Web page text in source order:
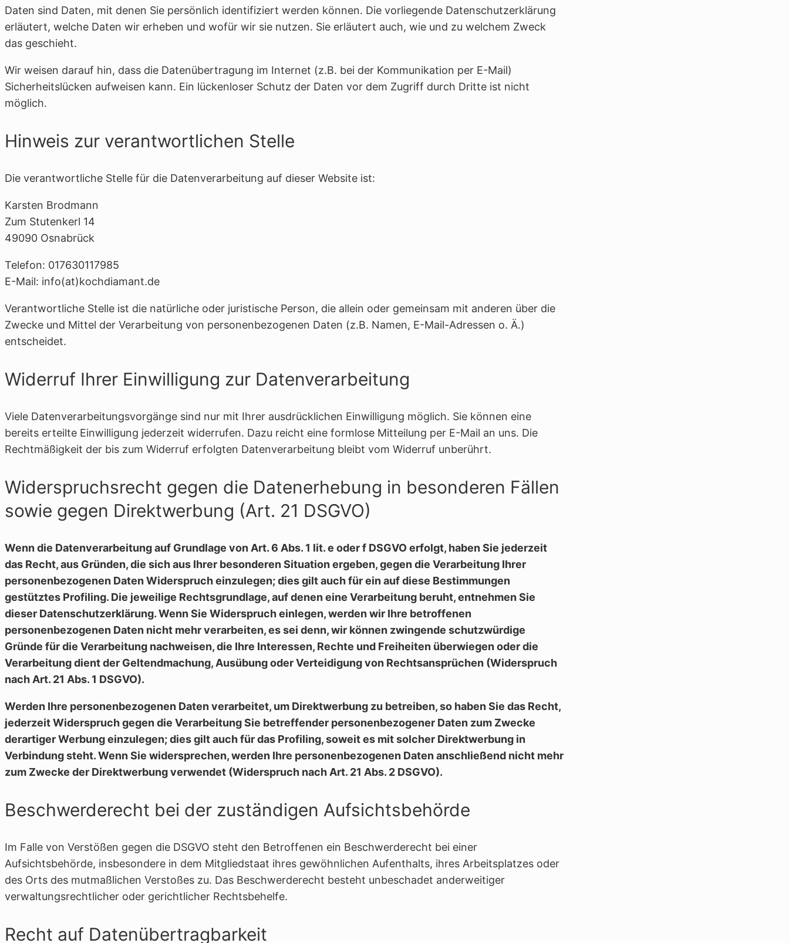
Daten sind Daten, mit denen Sie persönlich identifiziert werden können. Die vorliegende Datenschutzerklärung
erläutert, welche Daten wir erheben und wofür wir sie nutzen. Sie erläutert auch, wie und zu welchem Zweck
das geschieht.
Wir weisen darauf hin, dass die Datenübertragung im Internet (z.B. bei der Kommunikation per E-Mail)
Sicherheitslücken aufweisen kann. Ein lückenloser Schutz der Daten vor dem Zugriff durch Dritte ist nicht
möglich.
Hinweis zur verantwortlichen Stelle
Die verantwortliche Stelle für die Datenverarbeitung auf dieser Website ist:
Karsten Brodmann
Zum Stutenkerl 14
49090 Osnabrück
Telefon: 017630117985
E-Mail: info(at)kochdiamant.de
Verantwortliche Stelle ist die natürliche oder juristische Person, die allein oder gemeinsam mit anderen über die
Zwecke und Mittel der Verarbeitung von personenbezogenen Daten (z.B. Namen, E-Mail-Adressen o. Ä.)
entscheidet.
Widerruf Ihrer Einwilligung zur Datenverarbeitung
Viele Datenverarbeitungsvorgänge sind nur mit Ihrer ausdrücklichen Einwilligung möglich. Sie können eine
bereits erteilte Einwilligung jederzeit widerrufen. Dazu reicht eine formlose Mitteilung per E-Mail an uns. Die
Rechtmäßigkeit der bis zum Widerruf erfolgten Datenverarbeitung bleibt vom Widerruf unberührt.
Widerspruchsrecht gegen die Datenerhebung in besonderen Fällen
sowie gegen Direktwerbung (Art. 21 DSGVO)
Wenn die Datenverarbeitung auf Grundlage von Art. 6 Abs. 1 lit. e oder f DSGVO erfolgt, haben Sie jederzeit
das Recht, aus Gründen, die sich aus Ihrer besonderen Situation ergeben, gegen die Verarbeitung Ihrer
personenbezogenen Daten Widerspruch einzulegen; dies gilt auch für ein auf diese Bestimmungen
gestütztes Profiling. Die jeweilige Rechtsgrundlage, auf denen eine Verarbeitung beruht, entnehmen Sie
dieser Datenschutzerklärung. Wenn Sie Widerspruch einlegen, werden wir Ihre betroffenen
personenbezogenen Daten nicht mehr verarbeiten, es sei denn, wir können zwingende schutzwürdige
Gründe für die Verarbeitung nachweisen, die Ihre Interessen, Rechte und Freiheiten überwiegen oder die
Verarbeitung dient der Geltendmachung, Ausübung oder Verteidigung von Rechtsansprüchen (Widerspruch
nach Art. 21 Abs. 1 DSGVO).
Werden Ihre personenbezogenen Daten verarbeitet, um Direktwerbung zu betreiben, so haben Sie das Recht,
jederzeit Widerspruch gegen die Verarbeitung Sie betreffender personenbezogener Daten zum Zwecke
derartiger Werbung einzulegen; dies gilt auch für das Profiling, soweit es mit solcher Direktwerbung in
Verbindung steht. Wenn Sie widersprechen, werden Ihre personenbezogenen Daten anschließend nicht mehr
zum Zwecke der Direktwerbung verwendet (Widerspruch nach Art. 21 Abs. 2 DSGVO).
Beschwerderecht bei der zuständigen Aufsichtsbehörde
Im Falle von Verstößen gegen die DSGVO steht den Betroffenen ein Beschwerderecht bei einer
Aufsichtsbehörde, insbesondere in dem Mitgliedstaat ihres gewöhnlichen Aufenthalts, ihres Arbeitsplatzes oder
des Orts des mutmaßlichen Verstoßes zu. Das Beschwerderecht besteht unbeschadet anderweitiger
verwaltungsrechtlicher oder gerichtlicher Rechtsbehelfe.
Recht auf Datenübertragbarkeit